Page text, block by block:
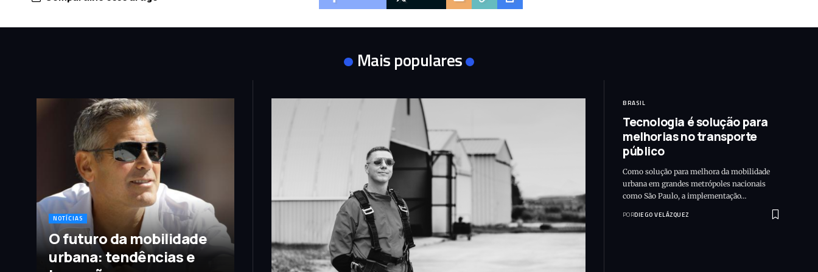
Mais populares
NOTÍCIAS
O futuro da mobilidade
urbana: tendências e
BRASIL
Tecnologia é solução para
melhorias no transporte
público
Como solução para melhora da mobilidade
urbana em grandes metrópoles nacionais
como São Paulo, a implementação…
PORDIEGO VELÁZQUEZ